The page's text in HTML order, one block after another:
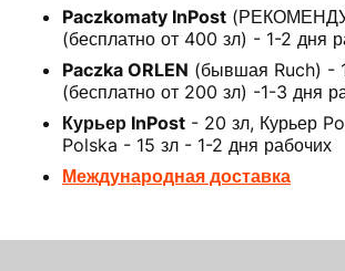
Paczkomaty InPost
(бесплатно от 400 зл) - 1-2 дня
Paczka ORLEN (бывшая Ruch) -
(бесплатно от 200 зл) -1-3 дня
Курьер InPost - 20 зл, Курьер
Polska - 15 зл - 1-2 дня рабочих
Международная доставка